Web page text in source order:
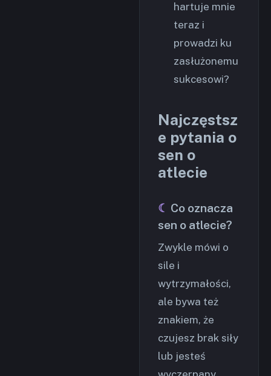
hartuje mnie
teraz i
prowadzi ku
zasłużonemu
sukcesowi?
Najczęstsz
e pytania o
sen o
atlecie
Co oznacza
sen o atlecie?
Zwykle mówi o
sile i
wytrzymałości,
ale bywa też
znakiem, że
czujesz brak siły
lub jesteś